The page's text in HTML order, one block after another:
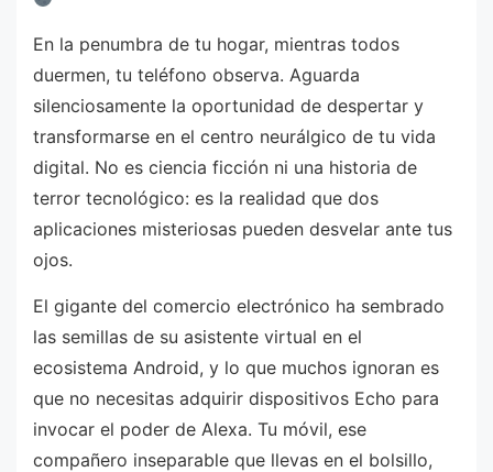
En la penumbra de tu hogar, mientras todos
duermen, tu teléfono observa. Aguarda
silenciosamente la oportunidad de despertar y
transformarse en el centro neurálgico de tu vida
digital. No es ciencia ficción ni una historia de
terror tecnológico: es la realidad que dos
aplicaciones misteriosas pueden desvelar ante tus
ojos.
El gigante del comercio electrónico ha sembrado
las semillas de su asistente virtual en el
ecosistema Android, y lo que muchos ignoran es
que no necesitas adquirir dispositivos Echo para
invocar el poder de Alexa. Tu móvil, ese
compañero inseparable que llevas en el bolsillo,